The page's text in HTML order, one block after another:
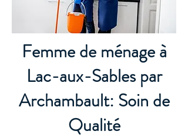
Femme de ménage à
Lac-aux-Sables par
Archambault: Soin de
Qualité